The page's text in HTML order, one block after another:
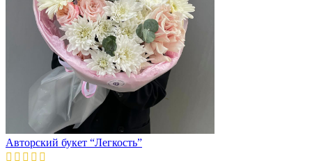
Авторский букет “Легкость”